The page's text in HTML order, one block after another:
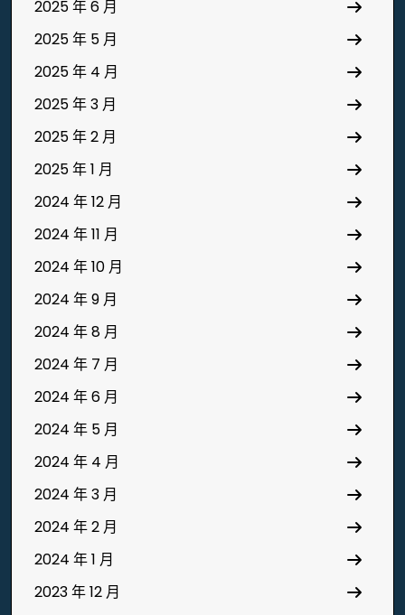
2025 年 6 月
2025 年 5 月
2025 年 4 月
2025 年 3 月
2025 年 2 月
2025 年 1 月
2024 年 12 月
2024 年 11 月
2024 年 10 月
2024 年 9 月
2024 年 8 月
2024 年 7 月
2024 年 6 月
2024 年 5 月
2024 年 4 月
2024 年 3 月
2024 年 2 月
2024 年 1 月
2023 年 12 月